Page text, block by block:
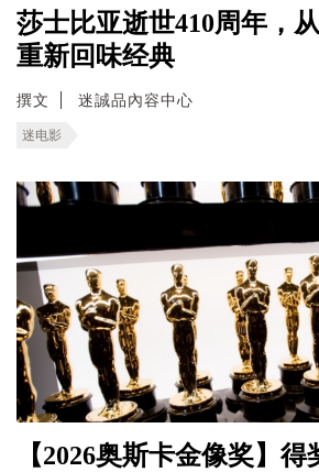
莎士比亚逝世410周年，
重新回味经典
撰文 迷誠品內容中心
迷电影
【2026奥斯卡金像奖】